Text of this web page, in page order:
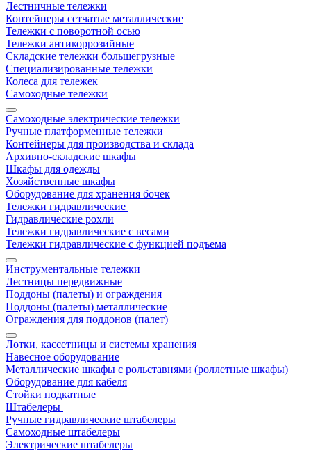
Лестничные тележки
Контейнеры сетчатые металлические
Тележки с поворотной осью
Тележки антикоррозийные
Складские тележки большегрузные
Специализированные тележки
Колеса для тележек
Самоходные тележки
Самоходные электрические тележки
Ручные платформенные тележки
Контейнеры для производства и склада
Архивно-складские шкафы
Шкафы для одежды
Хозяйственные шкафы
Оборудование для хранения бочек
Тележки гидравлические
Гидравлические рохли
Тележки гидравлические с весами
Тележки гидравлические с функцией подъема
Инструментальные тележки
Лестницы передвижные
Поддоны (палеты) и ограждения
Поддоны (палеты) металлические
Ограждения для поддонов (палет)
Лотки, кассетницы и системы хранения
Навесное оборудование
Металлические шкафы с рольставнями (роллетные шкафы)
Оборудование для кабеля
Стойки подкатные
Штабелеры
Ручные гидравлические штабелеры
Самоходные штабелеры
Электрические штабелеры